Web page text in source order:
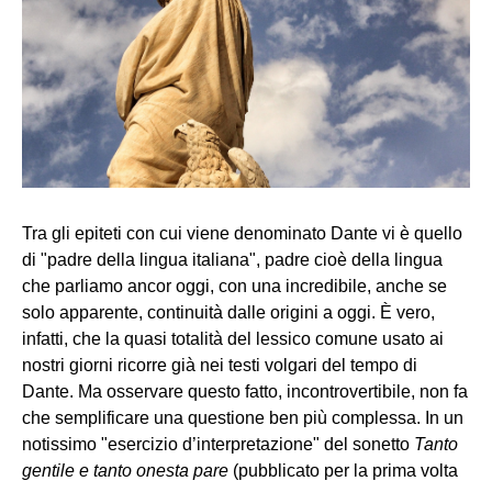
Tra gli epiteti con cui viene denominato Dante vi è quello
di "padre della lingua italiana", padre cioè della lingua
che parliamo ancor oggi, con una incredibile, anche se
solo apparente, continuità dalle origini a oggi. È vero,
infatti, che la quasi totalità del lessico comune usato ai
nostri giorni ricorre già nei testi volgari del tempo di
Dante. Ma osservare questo fatto, incontrovertibile, non fa
che semplificare una questione ben più complessa. In un
notissimo "esercizio d’interpretazione" del sonetto Tanto
gentile e tanto onesta pare (pubblicato per la prima volta